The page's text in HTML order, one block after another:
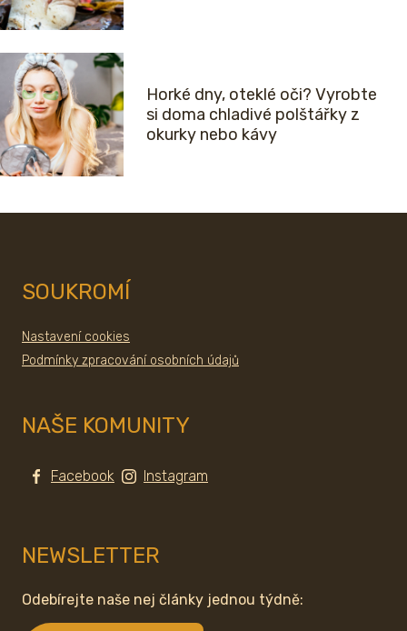
Horké dny, oteklé oči? Vyrobte
si doma chladivé polštářky z
okurky nebo kávy
SOUKROMÍ
Nastavení cookies
Podmínky zpracování osobních údajů
NAŠE KOMUNITY
Facebook Instagram
NEWSLETTER
Odebírejte naše nej články jednou týdně: